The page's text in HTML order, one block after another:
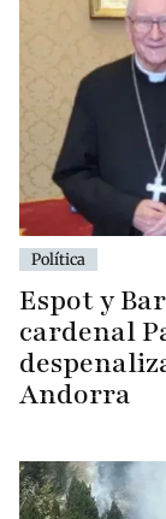
Política
Espot y
cardenal
Andorra